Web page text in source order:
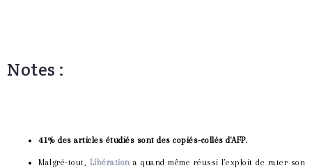
Notes :
41% des articles étudiés sont des copiés-collés d'AFP.
Malgré-tout, Libération a quand même réussi l'exploit de rater son